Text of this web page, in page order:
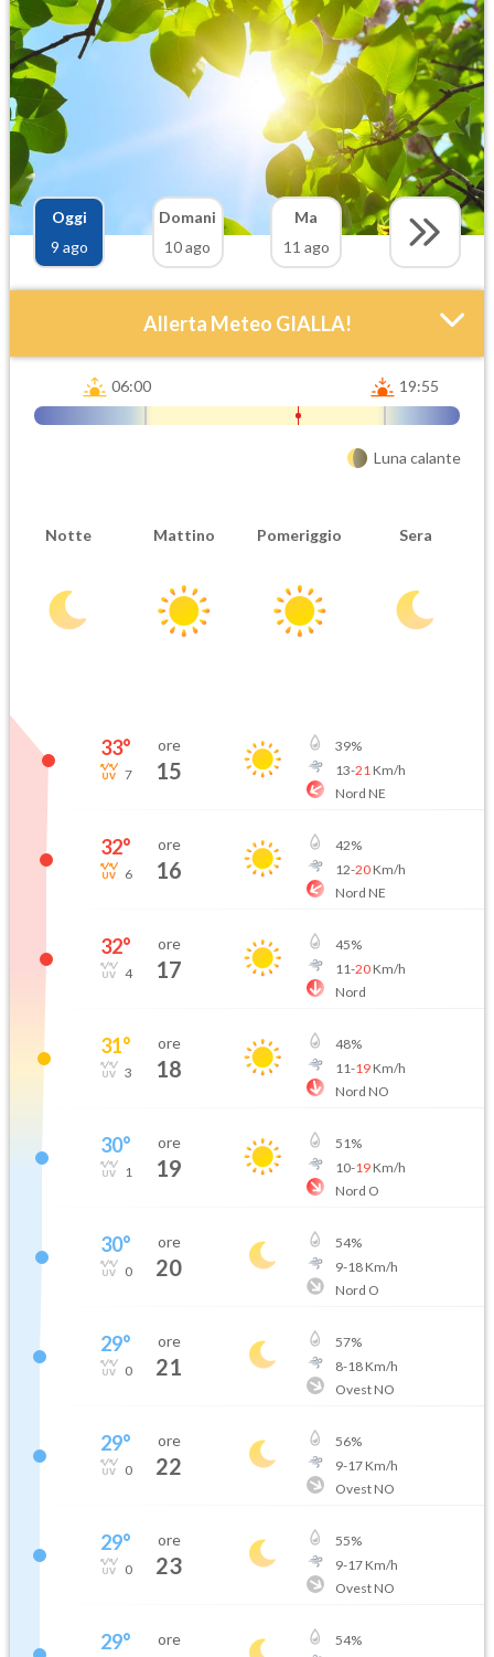
Oggi
9 ago
Domani
10 ago
Ma
11 ago
Allerta Meteo GIALLA!
Attendibilità
Urgenza
Orario inizio
Ora fine
06:00 19:55
Luna calante
Notte Mattino Pomeriggio Sera
33°
7
ore
15
39%
13-21 Km/h
Nord NE
32°
6
ore
16
42%
12-20Km/h
Nord NE
32°
4
ore
17
45%
11-20Km/h
Nord
31°
3
ore
18
48%
11-19Km/h
Nord NO
30°
1
ore
19
51%
10-19Km/h
Nord O
30°
0
ore
20
54%
9-18Km/h
Nord O
29°
0
ore
21
57%
8-18Km/h
Ovest NO
29°
0
ore
22
56%
9-17Km/h
Ovest NO
29°
0
ore
23
55%
9-17Km/h
Ovest NO
29° ore 54%